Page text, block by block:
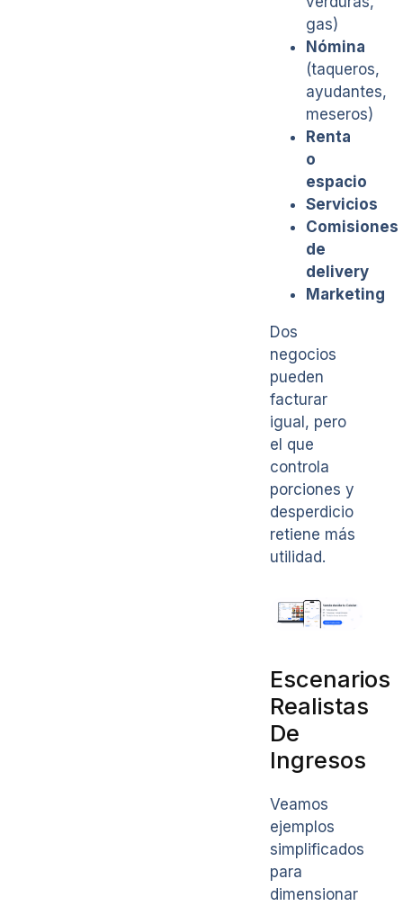
gas)
Nómina
(taqueros,
ayudantes,
meseros)
Renta
o
espacio
Servicios
Comisiones
de
delivery
Marketing
Dos
negocios
pueden
facturar
igual, pero
el que
controla
porciones y
desperdicio
retiene más
utilidad.
Escenarios
Realistas
De
Ingresos
Veamos
ejemplos
simplificados
para
dimensionar